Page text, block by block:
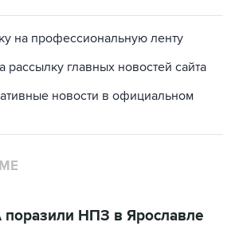
на профессиональную ленту
рассылку главных новостей сайта
новости в официальном
НПЗ в Ярославле